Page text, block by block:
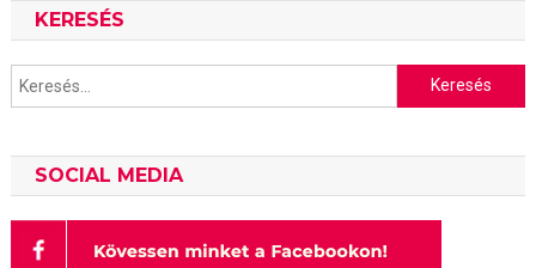
KERESÉS
Keresés:
SOCIAL MEDIA